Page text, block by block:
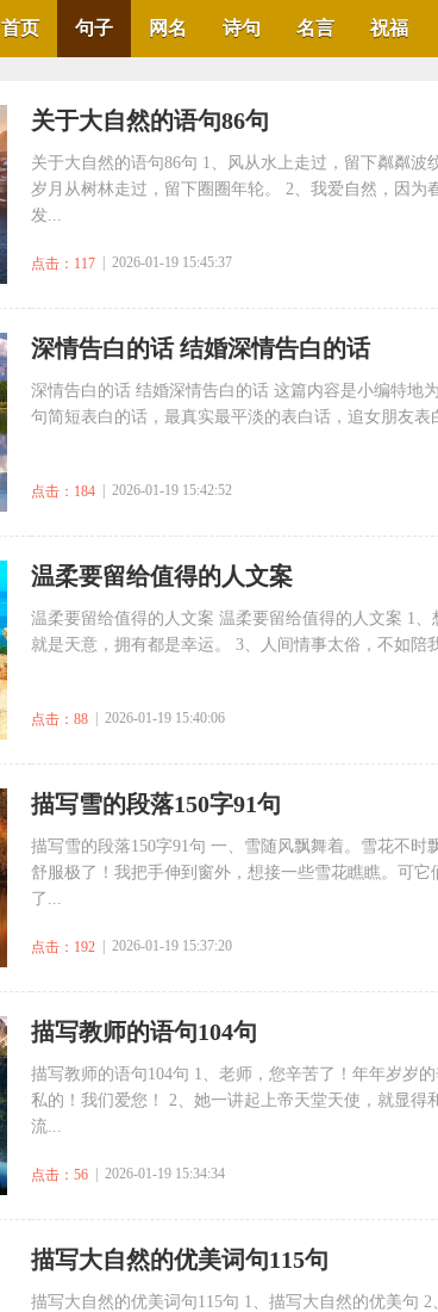
首页 句子 网名 诗句 名言 祝福
​关于大自然的语句86句
关于大自然的语句86句 1、风从水上走过，留下粼粼波
岁月从树林走过，留下圈圈年轮。 2、我爱自然，因为
发...
点击：117 | 2026-01-19 15:45:37
​深情告白的话 结婚深情告白的话
深情告白的话 结婚深情告白的话 这篇内容是小编特地
句简短表白的话，最真实最平淡的表白话，追女朋友
点击：184 | 2026-01-19 15:42:52
​温柔要留给值得的人文案
温柔要留给值得的人文案 温柔要留给值得的人文案 1
就是天意，拥有都是幸运。 3、人间情事太俗，不如陪
点击：88 | 2026-01-19 15:40:06
​描写雪的段落150字91句
描写雪的段落150字91句 一、雪随风飘舞着。雪花不时
舒服极了！我把手伸到窗外，想接一些雪花瞧瞧。可
了...
点击：192 | 2026-01-19 15:37:20
​描写教师的语句104句
描写教师的语句104句 1、老师，您辛苦了！年年岁岁
私的！我们爱您！ 2、她一讲起上帝天堂天使，就显得
流...
点击：56 | 2026-01-19 15:34:34
​描写大自然的优美词句115句
描写大自然的优美词句115句 1、描写大自然的优美句 2